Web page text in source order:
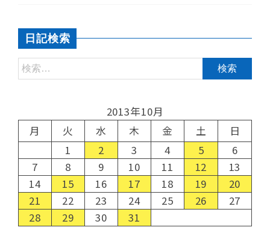
日記検索
2013年10月
月
火 水 木 金 土
日
1
2 3 4 5
6
7
8 9 10 11 12
13
14
15 16 17 18 19
20
21
22 23 24 25 26
27
28
29 30 31